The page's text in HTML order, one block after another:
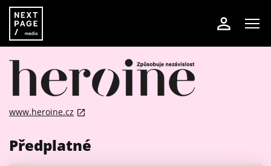
www.heroine.cz
Předplatné